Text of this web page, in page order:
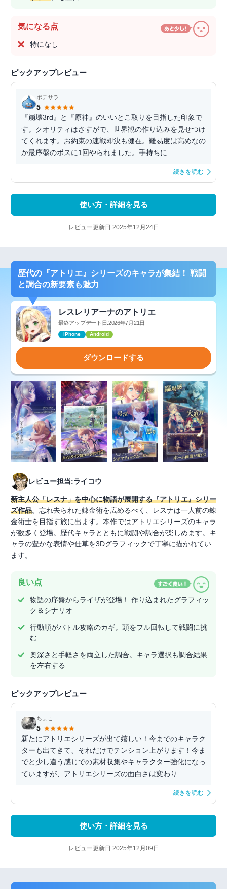
気になる点
特になし
ピックアップレビュー
ポテサラ
5
『崩壊3rd』と『原神』のいいとこ取りを目指した印象で
す。クオリティはさすがで、世界観の作り込みを見せつけ
てくれます。お約束の速戦即決も健在。難易度は高めなの
か最序盤のボスに1回やられました。手持ちに...
続きを読む
使い方・詳細を見る
レビュー更新日:2025年12月24日
歴代の『アトリエ』シリーズのキャラが集結！ 戦闘
と調合の新要素も魅力
レスレリアーナのアトリエ
最終アップデート日:2026年7月21日
iPhone Android
ダウンロードする
レビュー担当:ライコウ
新主人公「レスナ」を中心に物語が展開する『アトリエ』シリー
ズ作品。忘れ去られた錬金術を広めるべく、レスナは一人前の錬
金術士を目指す旅に出ます。本作ではアトリエシリーズのキャラ
が数多く登場。歴代キャラとともに戦闘や調合が楽しめます。キ
ャラの豊かな表情や仕草を3Dグラフィックで丁寧に描かれてい
ます。
良い点
物語の序盤からライザが登場！ 作り込まれたグラフィッ
ク＆シナリオ
行動順がバトル攻略のカギ。頭をフル回転して戦闘に挑
む
奥深さと手軽さを両立した調合。キャラ選択も調合結果
を左右する
ピックアップレビュー
ちょこ
5
新たにアトリエシリーズが出て嬉しい！今までのキャラク
ターも出てきて、それだけでテンション上がります！今ま
でと少し違う感じでの素材収集やキャラクター強化になっ
ていますが、アトリエシリーズの面白さは変わり...
続きを読む
使い方・詳細を見る
レビュー更新日:2025年12月09日